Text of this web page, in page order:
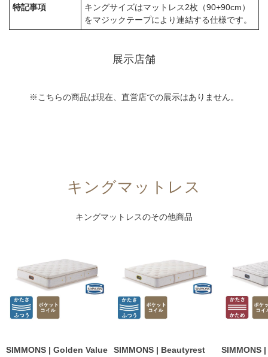
特記事項
キングサイズはマットレス2枚（90+90cm）
をマジックテープにより連結する仕様です。
展示店舗
※こちらの商品は現在、直営店での展示はありません。
キングマットレス
キングマットレスのその他商品
SIMMONS | Golden Value
SIMMONS | Beautyrest
SIMMONS